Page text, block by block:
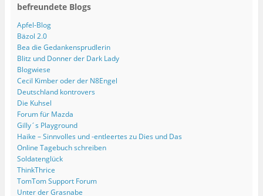
befreundete Blogs
Apfel-Blog
Bäzol 2.0
Bea die Gedankensprudlerin
Blitz und Donner der Dark Lady
Blogwiese
Cecil Kimber oder der N8Engel
Deutschland kontrovers
Die Kuhsel
Forum für Mazda
Gilly´s Playground
Haike – Sinnvolles und -entleertes zu Dies und Das
Online Tagebuch schreiben
Soldatenglück
ThinkThrice
TomTom Support Forum
Unter der Grasnabe